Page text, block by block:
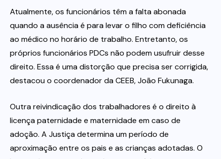
Atualmente, os funcionários têm a falta abonada
quando a ausência é para levar o filho com deficiência
ao médico no horário de trabalho. Entretanto, os
próprios funcionários PDCs não podem usufruir desse
direito. Essa é uma distorção que precisa ser corrigida,
destacou o coordenador da CEEB, João Fukunaga.
Outra reivindicação dos trabalhadores é o direito à
licença paternidade e maternidade em caso de
adoção. A Justiça determina um período de
aproximação entre os pais e as crianças adotadas. O